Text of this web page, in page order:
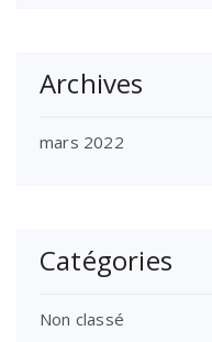
Archives
mars 2022
Catégories
Non classé